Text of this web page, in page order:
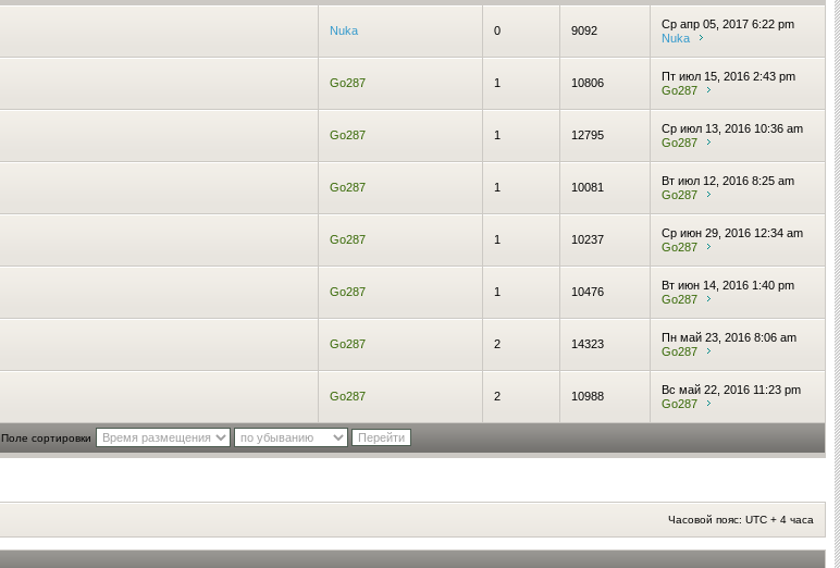
Nuka 0 9092
Ср апр 05, 2017 6:22 pm
Nuka
Go287 1 10806
Пт июл 15, 2016 2:43 pm
Go287
Go287 1 12795
Ср июл 13, 2016 10:36 am
Go287
Go287 1 10081
Вт июл 12, 2016 8:25 am
Go287
Go287 1 10237
Ср июн 29, 2016 12:34 am
Go287
Go287 1 10476
Вт июн 14, 2016 1:40 pm
Go287
Go287 2 14323
Пн май 23, 2016 8:06 am
Go287
Go287 2 10988
Вс май 22, 2016 11:23 pm
Go287
Поле сортировки
Часовой пояс: UTC + 4 часа